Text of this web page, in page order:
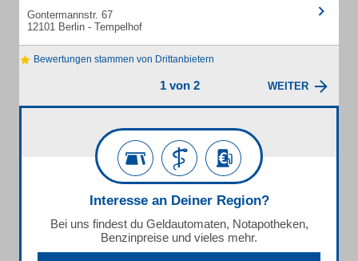
Gontermannstr. 67
12101 Berlin - Tempelhof
Bewertungen stammen von Drittanbietern
1 von 2 WEITER
Interesse an Deiner Region?
Bei uns findest du Geldautomaten, Notapotheken,
Benzinpreise und vieles mehr.